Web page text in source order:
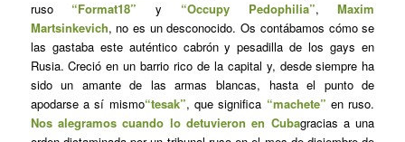
ruso“Format18” y “Occupy Pedophilia”,Maxim
Martsinkevich, no es un desconocido. Os contábamos cómo se
las gastaba este auténtico cabrón y pesadilla de los gays en
Rusia. Creció en un barrio rico de la capital y, desde siempre ha
sido un amante de las armas blancas, hasta el punto de
apodarse a sí mismo“tesak”, que significa “machete” en ruso.
Nos alegramos cuando lo detuvieron en Cubagracias a una